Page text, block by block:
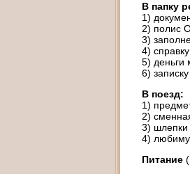
В папку
1)
2) полис
3)
4)
5) деньги
6)
В поезд:
1)
2)
3) шлепки
4)
Питание